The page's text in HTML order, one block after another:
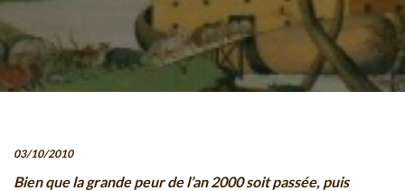
03/10/2010
Bien que la grande peur de l’an 2000 soit passée, puis